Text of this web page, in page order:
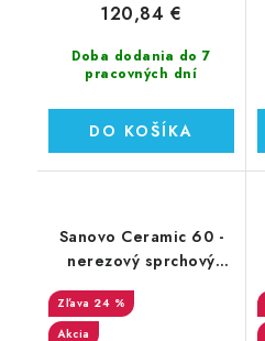
Doba dodania do 7
pracovných dní
120,84 €
DO KOŠÍKA
Sanovo Ceramic 60 -
nerezový sprchový
žľab 60 cm (SAN_60C)
24 %
Akcia